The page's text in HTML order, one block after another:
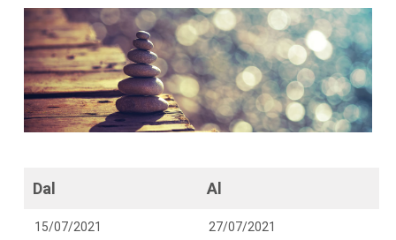
formazione
Dal
15/07/2021
Al
27/07/2021